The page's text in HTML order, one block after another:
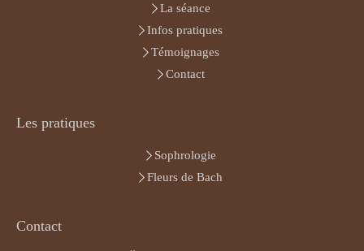
La séance
Infos pratiques
Témoignages
Contact
Les pratiques
Sophrologie
Fleurs de Bach
Contact